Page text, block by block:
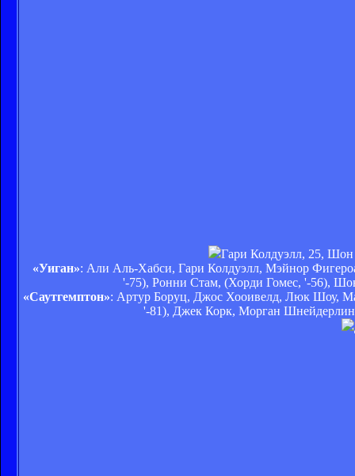
Гари Колдуэлл, 25,
«Уиган»: Али Аль-Хабси, Гари Колдуэлл, Мэйнор
'-75), Ронни Стам, (Хорди Гомес, '-56),
«Саутгемптон»: Артур Боруц, Джос Хооивелд, Люк Шоу,
'-81), Джек Корк, Морган